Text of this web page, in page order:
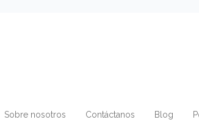
Sobre nosotros Contáctanos Blog